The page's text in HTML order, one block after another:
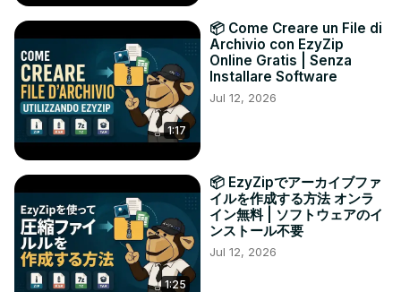
1:17
📦 Come Creare un File di
Archivio con EzyZip
Online Gratis | Senza
Installare Software
Jul 12, 2026
1:25
📦 EzyZipでアーカイブファ
イルを作成する方法 オンラ
イン無料 | ソフトウェアのイ
ンストール不要
Jul 12, 2026